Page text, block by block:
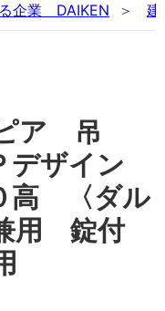
る企業 DAIKEN 建
ア 吊
デザイン
高 〈ダル
用 錠付